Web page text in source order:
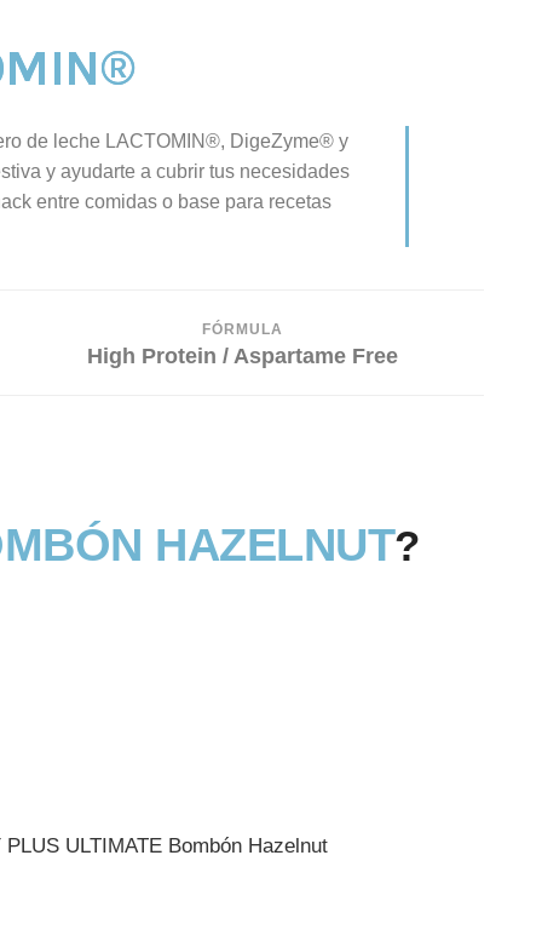
de leche LACTOMIN®, DigeZyme® y
y ayudarte a cubrir tus necesidades
entre comidas o base para recetas
FÓRMULA
High Protein / Aspartame Free
HAZELNUT?